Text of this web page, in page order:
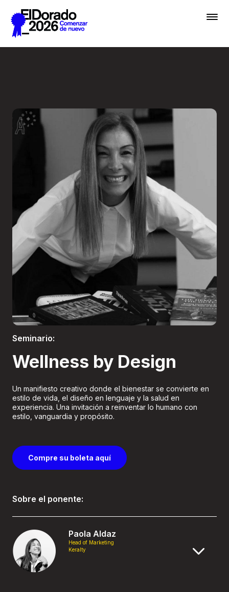
Saltar al contenido principal
Academias
Inscribir
Boletería
Seminario:
Wellness by Design
Un manifiesto creativo donde el bienestar se convierte en
estilo de vida, el diseño en lenguaje y la salud en
experiencia. Una invitación a reinventar lo humano con
estilo, vanguardia y propósito.
Compre su boleta aquí
Sobre el ponente:
Paola Aldaz
Head of Marketing
Keralty